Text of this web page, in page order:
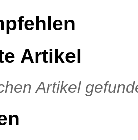
Artikel
Artikel